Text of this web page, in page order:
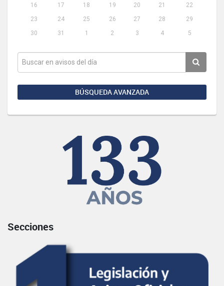
16
17 18 19 20 21
22
23
24 25 26 27 28
29
30
31 1 2 3 4 5
BÚSQUEDA AVANZADA
Secciones